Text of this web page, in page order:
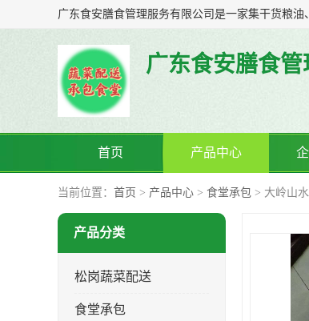
广东食安膳食
首页 产品中心
当前位置： 首页 > 产品中心 > 食堂承包 > 大岭山
产品分类
松岗蔬菜配送
食堂承包